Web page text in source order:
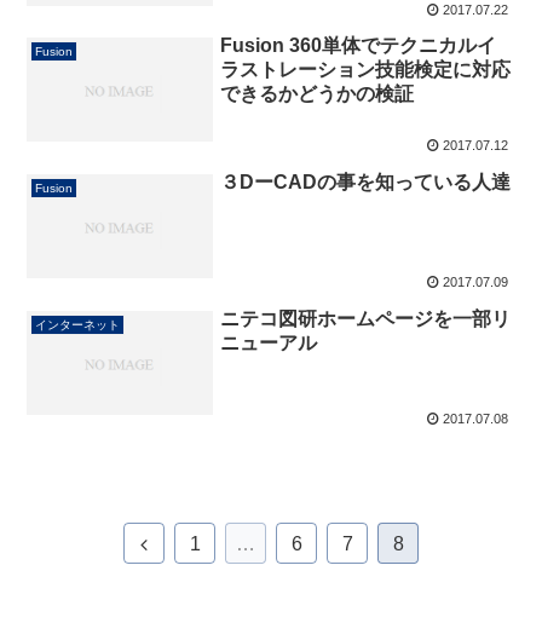
2017.07.22
Fusion
Fusion 360単体でテクニカルイ
ラストレーション技能検定に対応
できるかどうかの検証
2017.07.12
Fusion ３DーCADの事を知っている人達
2017.07.09
インターネット
ニテコ図研ホームページを一部リ
ニューアル
2017.07.08
前
1 … 6 7 8